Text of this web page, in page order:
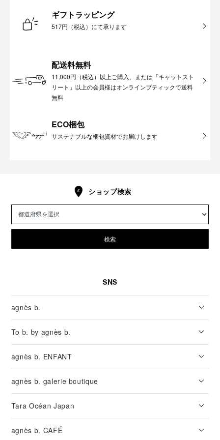
ギフトラッピング
517円（税込）にて承ります
配送料無料
11,000円（税込）以上ご購入、または「キャットスト
リート」以上の会員様はオンラインブティックで送料
無料
ECO梱包
サステナブルな梱包資材でお届けします
ショップ検索
検索
SNS
agnès b.
To b. by agnès b.
agnès b. ENFANT
agnès b. galerie boutique
Tara Océan Japan
agnès b. CAFÉ